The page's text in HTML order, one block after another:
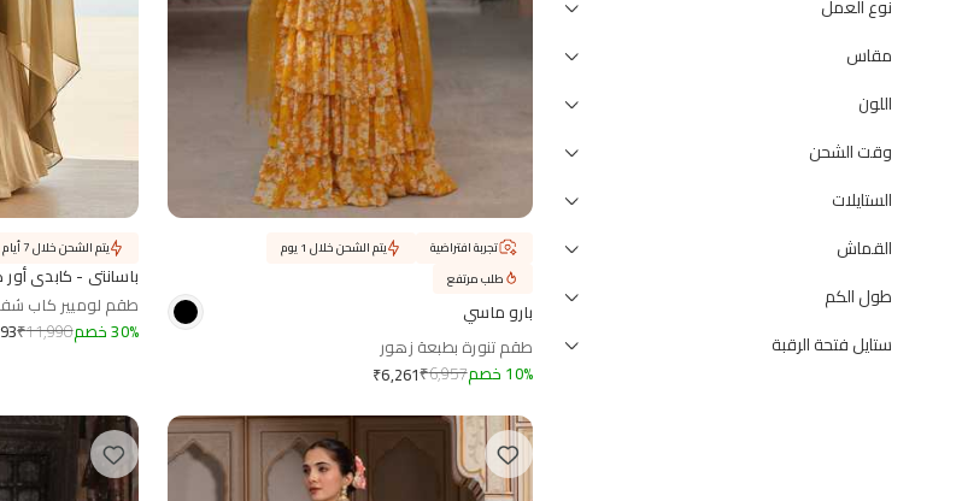
نوع العمل
مقاس
اللون
وقت الشحن
الستايلات
القماش
طول الكم
ستايل فتحة الرقبة
بارو ماسي
طقم تنورة بطبعة زهور
₹6,261₹6,957 10% خصم
تجربة افتراضية
يتم الشحن خلال 1 يوم
طلب مرتفع
باسانتي - كابدي
طقم لوميير كاب
₹11,990 30% خصم
يتم الشحن خلال 7 أيام